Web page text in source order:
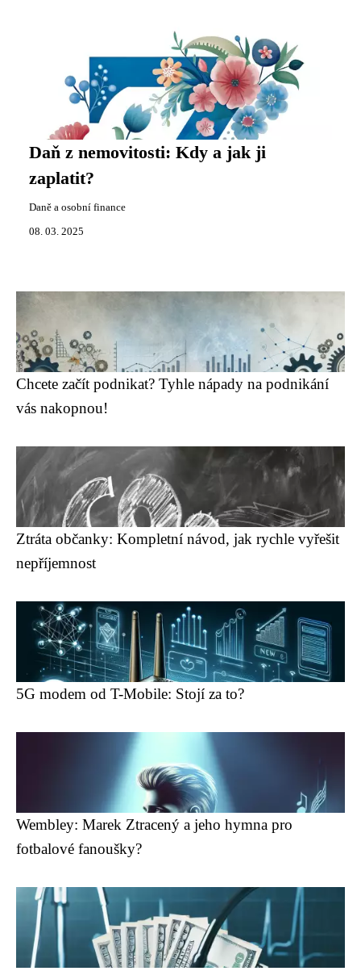
Daň z nemovitosti: Kdy a jak ji
zaplatit?
Daně a osobní finance
08. 03. 2025
Chcete začít podnikat? Tyhle nápady na podnikání
vás nakopnou!
Ztráta občanky: Kompletní návod, jak rychle vyřešit
nepříjemnost
5G modem od T-Mobile: Stojí za to?
Wembley: Marek Ztracený a jeho hymna pro
fotbalové fanoušky?